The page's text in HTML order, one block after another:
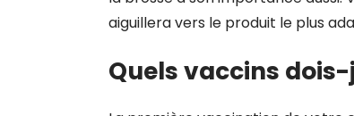
aiguillera vers le produit le plus
Quels vaccins